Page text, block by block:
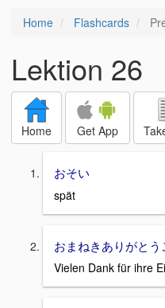
Home Flashcards
Lektion 26
Home Get App
おそい
spät
おまねきありがとう
Vielen Dank für ihre